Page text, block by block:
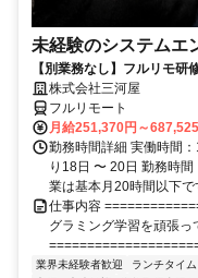
未経験のシステムエ
【別業務なし】フルリモ研
株式会社三河屋
フルリモート
月給251,370円～
勤務時間詳細 実働時間
り18日 〜 20日 勤務時
業は基本月20時間以下で
仕事内容
グラミング学習を頑張っ
業界未経験者歓迎 ランチタイム